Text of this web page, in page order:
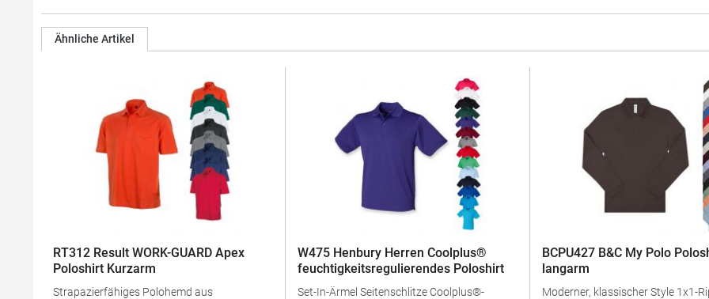
Ähnliche Artikel
RT312 Result WORK-GUARD Apex
Poloshirt Kurzarm
Strapazierfähiges Polohemd aus
W475 Henbury Herren Coolplus®
feuchtigkeitsregulierendes Poloshirt
Set-In-Ärmel Seitenschlitze Coolplus®-
BCPU427 B&C My Polo
langarm
Moderner, klassischer Style 1x1-Ripp-